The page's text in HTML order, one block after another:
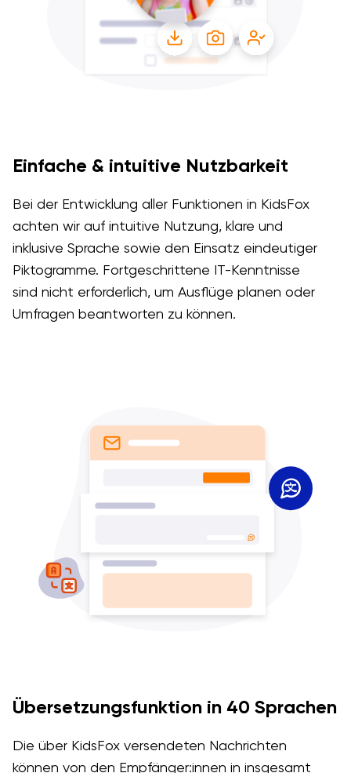
Einfache & intuitive Nutzbarkeit
Bei der Entwicklung aller Funktionen in KidsFox
achten wir auf intuitive Nutzung, klare und
inklusive Sprache sowie den Einsatz eindeutiger
Piktogramme. Fortgeschrittene IT-Kenntnisse
sind nicht erforderlich, um Ausflüge planen oder
Umfragen beantworten zu können.
Übersetzungsfunktion in 40 Sprachen
Die über KidsFox versendeten Nachrichten
können von den Empfänger:innen in insgesamt